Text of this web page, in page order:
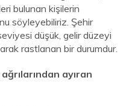
bulunan kişilerin
söyleyebiliriz. Şehir
düşük, gelir düzeyi
rastlanan bir durumdur.
ayıran